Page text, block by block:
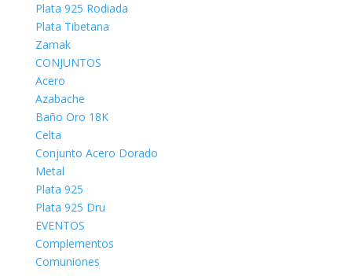
Plata 925 Rodiada
Plata Tibetana
Zamak
CONJUNTOS
Acero
Azabache
Baño Oro 18K
Celta
Conjunto Acero Dorado
Metal
Plata 925
Plata 925 Dru
EVENTOS
Complementos
Comuniones